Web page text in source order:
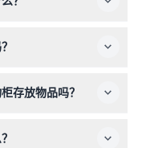
，所有婴儿和儿童必
存放物品吗？